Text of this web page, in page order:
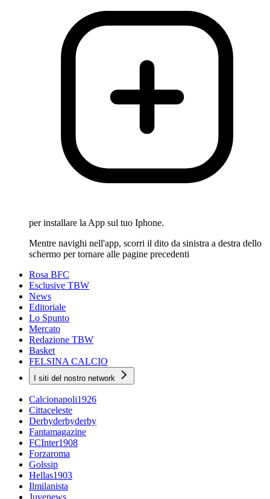
per installare la App sul tuo Iphone.
Mentre navighi nell'app, scorri il dito da sinistra a destra dello
schermo per tornare alle pagine precedenti
Rosa BFC
Esclusive TBW
News
Editoriale
Lo Spunto
Mercato
Redazione TBW
Basket
FELSINA CALCIO
I siti del nostro network
Calcionapoli1926
Cittaceleste
Derbyderbyderby
Fantamagazine
FCInter1908
Forzaroma
Golssip
Hellas1903
Ilmilanista
Juvenews